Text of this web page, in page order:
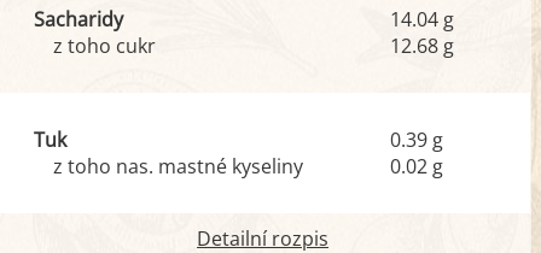
Sacharidy
z toho cukr
14.04 g
12.68 g
Tuk
z toho nas. mastné kyseliny
0.39 g
0.02 g
Detailní rozpis